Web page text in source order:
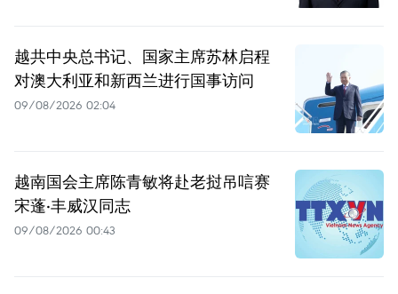
越共中央总书记、国家主席苏林启程
对澳大利亚和新西兰进行国事访问
09/08/2026 02:04
越南国会主席陈青敏将赴老挝吊唁赛
宋蓬·丰威汉同志
09/08/2026 00:43